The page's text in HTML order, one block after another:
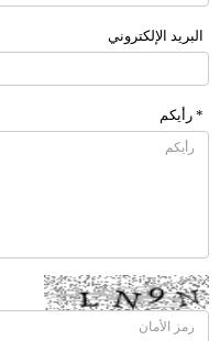
البرید الإلکتروني
* رأیکم